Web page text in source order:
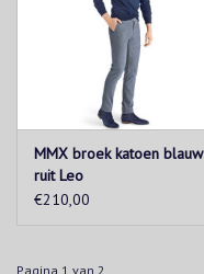
MMX broek katoen blauw
ruit Leo
€210,00
Pagina 1 van 2